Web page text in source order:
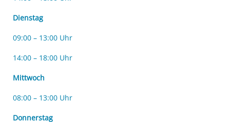
Dienstag
09:00 – 13:00 Uhr
14:00 – 18:00 Uhr
Mittwoch
08:00 – 13:00 Uhr
Donnerstag